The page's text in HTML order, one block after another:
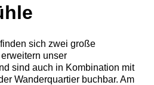
sich zwei große
unser
sind auch in Kombination mit
Wanderquartier buchbar. Am